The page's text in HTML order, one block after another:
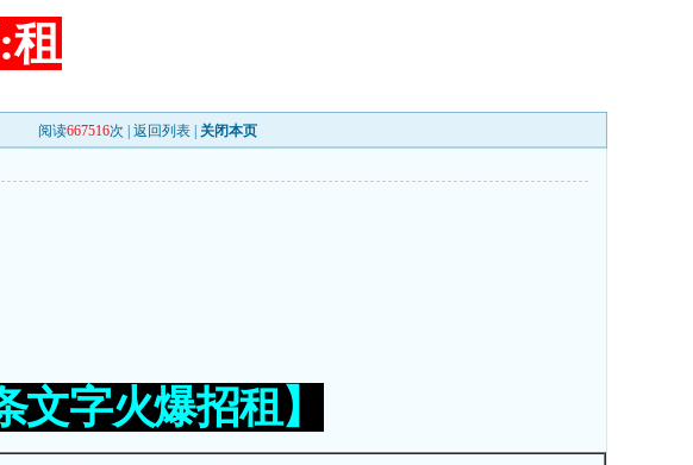
租
阅读667516次 | 返回列表 关闭本页
文字火爆招租】